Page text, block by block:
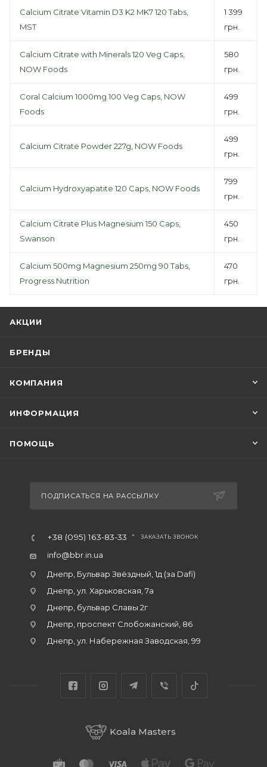
Calcium Citrate Vitamin D3 K2 MK7 120 Tabs,
MST
1 399
грн.
Calcium Citrate with Minerals 120 Veg Caps,
NOW Foods
580
грн.
Coral Calcium 1000mg 100 Veg Caps, NOW
Foods
499
грн.
Calcium Citrate Powder 227g, NOW Foods
499
грн.
Calcium Hydroxyapatite 120 Caps, NOW Foods
799
грн.
Calcium Citrate Plus Magnesium 150 Caps,
Swanson
450
грн.
Calcium 500mg Magnesium 250mg 90 Tabs,
Progress Nutrition
470
грн.
АКЦИИ
БРЕНДЫ
КОМПАНИЯ
ИНФОРМАЦИЯ
ПОМОЩЬ
ПОДПИСАТЬСЯ НА РАССЫЛКУ
+38 (095) 163-83-33 ЗАКАЗАТЬ ЗВОНОК
info@bbr.in.ua
Днепр, Бульвар Звёздный, 1д (за Dafi)
Днепр, ул. Харьковская, 7а
Днепр, бульвар Славы 2г
Днепр, проспект Слобожанский, 86
Днепр, ул. Набережная Заводская, 99
Koala Masters